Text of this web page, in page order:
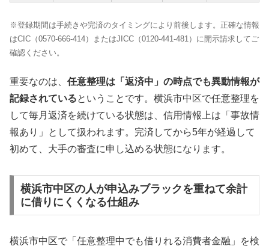
※登録期間は手続きや完済のタイミングにより前後します。正確な情報
はCIC（0570-666-414）またはJICC（0120-441-481）に開示請求してご
確認ください。
重要なのは、 任意整理は「返済中」の時点でも異動情報が
記録されているということです。横浜市中区で任意整理を
して毎月返済を続けている状態は、信用情報上は「事故情
報あり」として扱われます。完済してから5年が経過して
初めて、大手の審査に申し込める状態になります。
横浜市中区の人が申込みブラックを重ねて余計
に借りにくくなる仕組み
横浜市中区で「任意整理中でも借りれる消費者金融」を検